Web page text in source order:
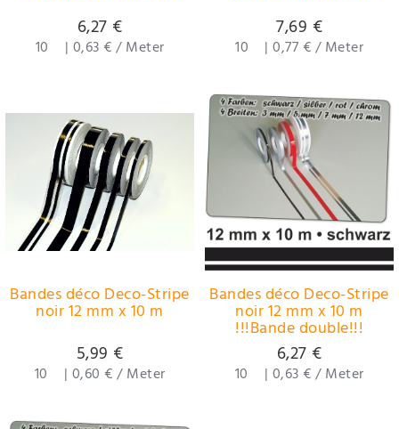
6,27 €
10 | 0,63 € / Meter
7,69 €
10 | 0,77 € / Meter
Bandes déco Deco-Stripe
noir 12 mm x 10 m
5,99 €
10 | 0,60 € / Meter
Bandes déco Deco-Stripe
noir 12 mm x 10 m
!!!Bande double!!!
6,27 €
10 | 0,63 € / Meter